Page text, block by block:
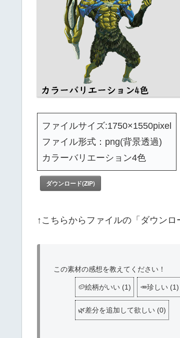
ファイルサイズ:1750×1550pixel
ファイル形式：png(背景透過)
カラーバリエーション4色
ダウンロード(ZIP)
↑こちらからファイルの「ダウンロ
この素材の感想を教えてください！
🥔絵柄がいい (1) 🥕珍しい (1)
🌿差分を追加して欲しい (0)